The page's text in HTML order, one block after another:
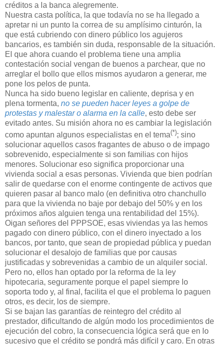
créditos a la banca alegremente.
Nuestra casta política, la que todavía no se ha llegado a
apretar ni un punto la correa de su amplísimo cinturón, la
que está cubriendo con dinero público los agujeros
bancarios, es también sin duda, responsable de la situación.
El que ahora cuando el problema tiene una amplia
contestación social vengan de buenos a parchear, que no
arreglar el bollo que ellos mismos ayudaron a generar, me
pone los pelos de punta.
Nunca ha sido bueno legislar en caliente, deprisa y en
plena tormenta, no se pueden hacer leyes a golpe de
protestas y malestar o alarma en la calle, esto debe ser
evitado antes. Su misión ahora no es cambiar la legislación
como apuntan algunos especialistas en el tema(*); sino
solucionar aquellos casos fragantes de abuso o de impago
sobrevenido, especialmente si son familias con hijos
menores. Solucionar eso significa proporcionar una
vivienda social a esas personas. Vivienda que bien podrían
salir de quedarse con el enorme contingente de activos que
quieren pasar al banco malo (en definitiva otro chanchullo
para que la vivienda no baje por debajo del 50% y en los
próximos años alguien tenga una rentabilidad del 15%).
Oigan señores del PPPSOE, esas viviendas ya las hemos
pagado con dinero público, con el dinero inyectado a los
bancos, por tanto, que sean de propiedad pública y puedan
solucionar el desalojo de familias que por causas
justificadas y sobrevenidas a cambio de un alquiler social.
Pero no, ellos han optado por la reforma de la ley
hipotecaria, seguramente porque el papel siempre lo
soporta todo y, al final, facilita el que el problema lo paguen
otros, es decir, los de siempre.
Si se bajan las garantías de reintegro del crédito al
prestador, dificultando de algún modo los procedimientos de
ejecución del cobro, la consecuencia lógica será que en lo
sucesivo que el crédito se pondrá más difícil y caro. En otras